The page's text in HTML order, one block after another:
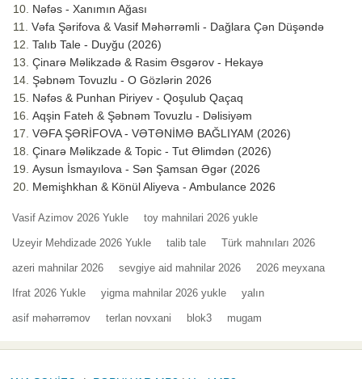
Nəfəs - Xanımın Ağası
Vəfa Şərifova & Vasif Məhərrəmli - Dağlara Çən Düşəndə
Talıb Tale - Duyğu (2026)
Çinarə Məlikzadə & Rasim Əsgərov - Hekayə
Şəbnəm Tovuzlu - O Gözlərin 2026
Nəfəs & Punhan Piriyev - Qoşulub Qaçaq
Aqşin Fateh & Şəbnəm Tovuzlu - Dəlisiyəm
VƏFA ŞƏRİFOVA - VƏTƏNİMƏ BAĞLIYAM (2026)
Çinarə Məlikzade & Topic - Tut Əlimdən (2026)
Aysun İsmayılova - Sən Şamsan Əgər (2026
Memişhkhan & Könül Aliyeva - Ambulance 2026
Vasif Azimov 2026 Yukle toy mahnilari 2026 yukle
Uzeyir Mehdizade 2026 Yukle talib tale Türk mahnıları 2026
azeri mahnilar 2026 sevgiye aid mahnilar 2026 2026 meyxana
Ifrat 2026 Yukle yigma mahnilar 2026 yukle yalın
asif məhərrəmov terlan novxani blok3 mugam